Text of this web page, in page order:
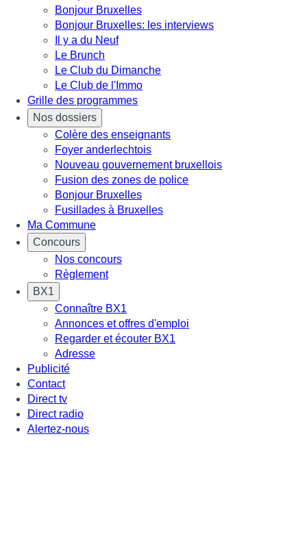
Bonjour Bruxelles
Bonjour Bruxelles: les interviews
Il y a du Neuf
Le Brunch
Le Club du Dimanche
Le Club de l'Immo
Grille des programmes
Nos dossiers
Colère des enseignants
Foyer anderlechtois
Nouveau gouvernement bruxellois
Fusion des zones de police
Bonjour Bruxelles
Fusillades à Bruxelles
Ma Commune
Concours
Nos concours
Règlement
BX1
Connaître BX1
Annonces et offres d'emploi
Regarder et écouter BX1
Adresse
Publicité
Contact
Direct tv
Direct radio
Alertez-nous